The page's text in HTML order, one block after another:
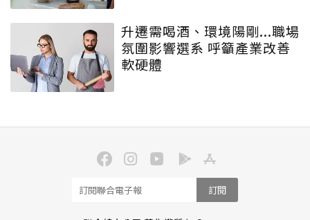
升遷需喝酒、環境陽剛...職場
氛圍影響選系 呼籲產業改善
軟硬體
訂閱